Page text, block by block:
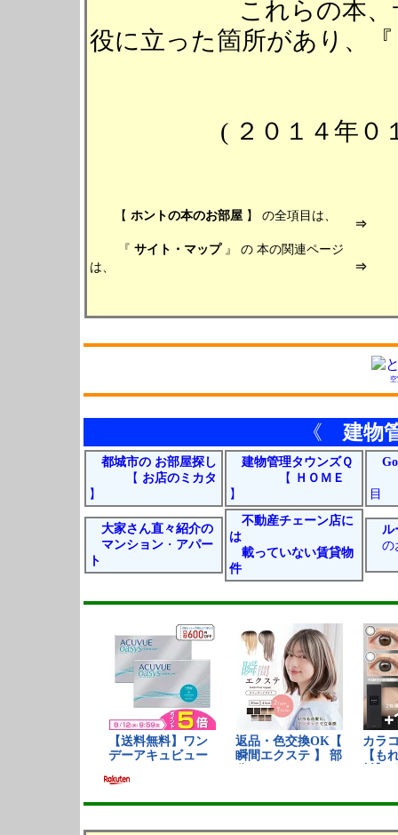
これらの本、サイ
役に立った箇所があり、
( ２０１４年
【ホントの本のお部屋 】 の全項目は、
『サイト・マップ』 の 本の関連ページ
は、
空
《建物
都城市の お部屋探し
【 お店のミカタ
】
建物管理タウンズＱ
【
ＨＯＭＥ
】
目
大家さん直々紹介の
マンション ・ アパー
ト
不動産チェーン店に
は
載っていない賃貸物
件
ル
の